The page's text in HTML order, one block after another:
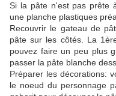
Si la pâte n'est pas prête
une planche plastiques
Recouvrir le gateau de
pâte sur les côtés. La
pouvez faire un peu plus
passer la pâte blanche
Préparer les décorations:
le noeud du personnage